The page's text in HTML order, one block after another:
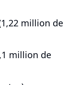
million de
million de